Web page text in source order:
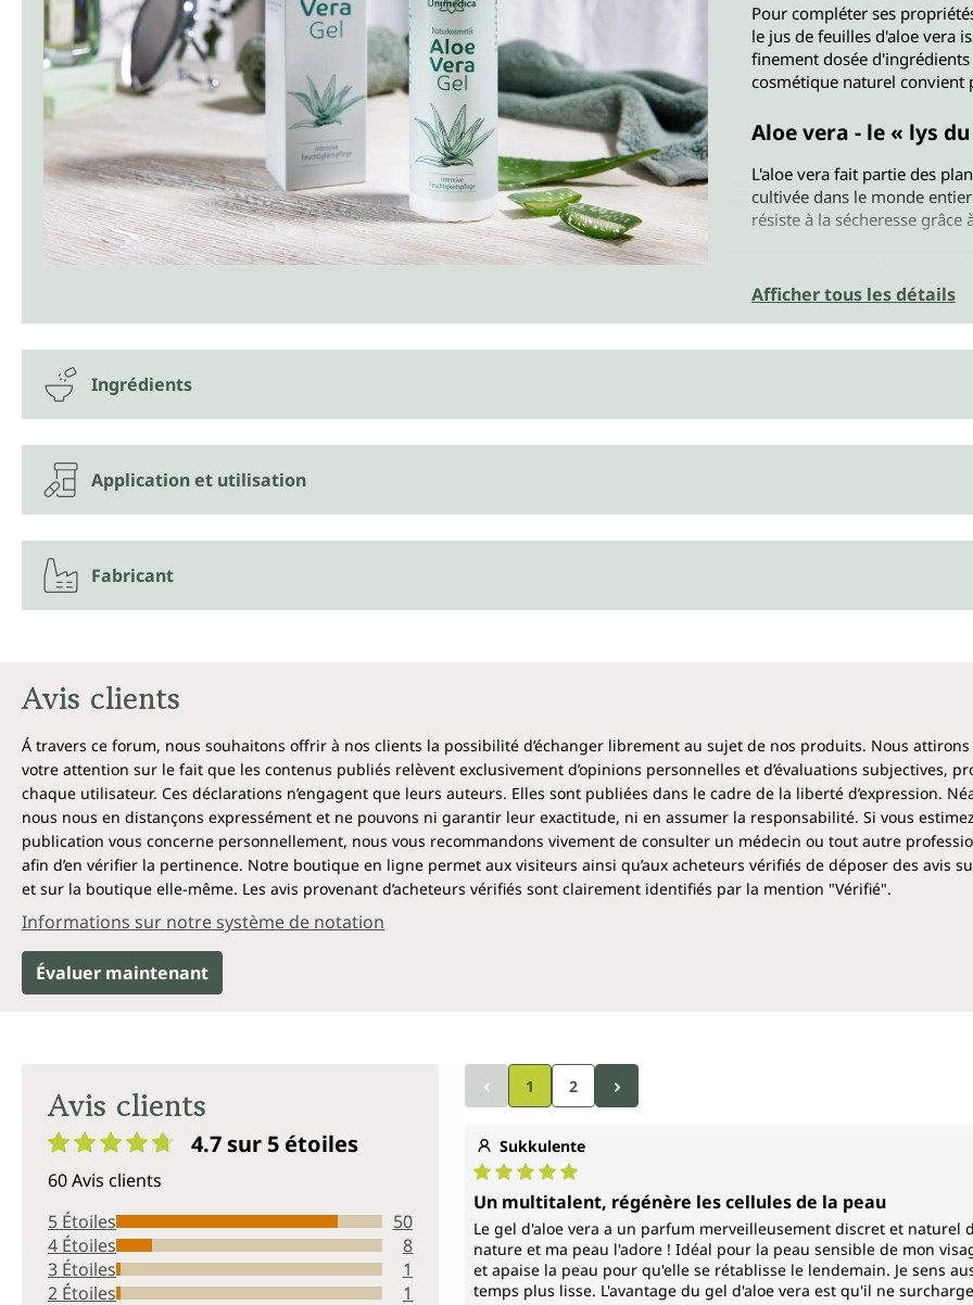
Pour compléter ses
le jus de feuilles d'aloe vera
finement dosée
cosmétique naturel convient
Aloe vera - le « lys
L'aloe vera fait partie des
cultivée dans le monde
résiste à la sécheresse grâce
contiennent. Lorsque l'on
Afficher tous les détails
Ingrédients
Application et utilisation
Fabricant
Avis clients
Á travers ce forum, nous souhaitons offrir à nos clients la possibilité d’échanger librement au sujet de nos produits. Nous
votre attention sur le fait que les contenus publiés relèvent exclusivement d’opinions personnelles et d’évaluations subjectives,
chaque utilisateur. Ces déclarations n’engagent que leurs auteurs. Elles sont publiées dans le cadre de la liberté d’expression.
nous nous en distançons expressément et ne pouvons ni garantir leur exactitude, ni en assumer la responsabilité. Si vous
publication vous concerne personnellement, nous vous recommandons vivement de consulter un médecin ou tout autre
afin d’en vérifier la pertinence. Notre boutique en ligne permet aux visiteurs ainsi qu’aux acheteurs vérifiés de déposer des avis
et sur la boutique elle-même. Les avis provenant d’acheteurs vérifiés sont clairement identifiés par la mention "Vérifié".
Informations sur notre système de notation
Évaluer maintenant
Avis clients
4.7 sur 5 étoiles
60 Avis clients
5 Étoiles
50
4 Étoiles
8
3 Étoiles
1
2 Étoiles
1
1 2
Sukkulente
Note moyenne de 5 sur 5 étoiles
Un multitalent, régénère les cellules de la peau
Le gel d'aloe vera a un parfum merveilleusement discret et
nature et ma peau l'adore ! Idéal pour la peau sensible de mon
et apaise la peau pour qu'elle se rétablisse le lendemain. Je sens
temps plus lisse. L'avantage du gel d'aloe vera est qu'il ne